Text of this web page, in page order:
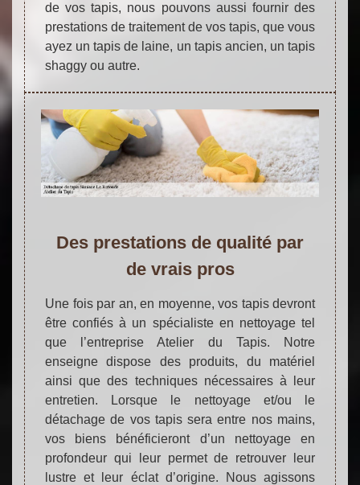
de vos tapis, nous pouvons aussi fournir des
prestations de traitement de vos tapis, que vous
ayez un tapis de laine, un tapis ancien, un tapis
shaggy ou autre.
Des prestations de qualité par
de vrais pros
Une fois par an, en moyenne, vos tapis devront
être confiés à un spécialiste en nettoyage tel
que l’entreprise Atelier du Tapis. Notre
enseigne dispose des produits, du matériel
ainsi que des techniques nécessaires à leur
entretien. Lorsque le nettoyage et/ou le
détachage de vos tapis sera entre nos mains,
vos biens bénéficieront d’un nettoyage en
profondeur qui leur permet de retrouver leur
lustre et leur éclat d’origine. Nous agissons